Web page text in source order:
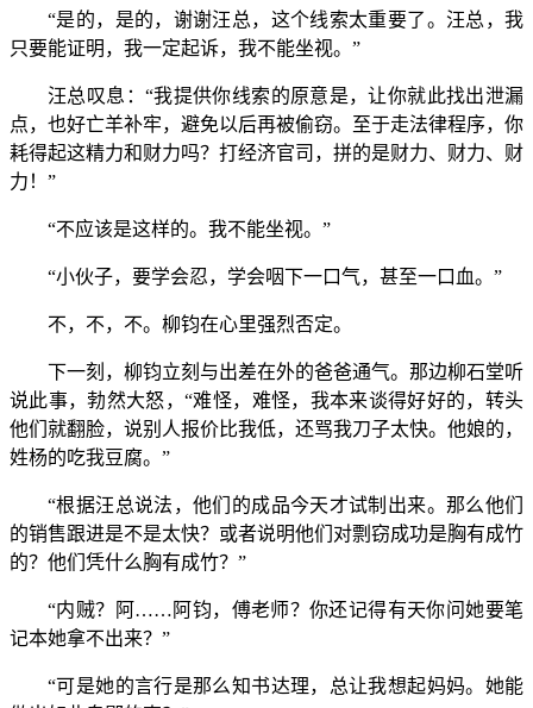
“是的，是的，谢谢汪总，这个线索太重要了。汪总，我
只要能证明，我一定起诉，我不能坐视。”
汪总叹息：“我提供你线索的原意是，让你就此找出泄漏
点，也好亡羊补牢，避免以后再被偷窃。至于走法律程序，你
耗得起这精力和财力吗？打经济官司，拼的是财力、财力、财
力！”
“不应该是这样的。我不能坐视。”
“小伙子，要学会忍，学会咽下一口气，甚至一口血。”
不，不，不。柳钧在心里强烈否定。
下一刻，柳钧立刻与出差在外的爸爸通气。那边柳石堂听
说此事，勃然大怒，“难怪，难怪，我本来谈得好好的，转头
他们就翻脸，说别人报价比我低，还骂我刀子太快。他娘的，
姓杨的吃我豆腐。”
“根据汪总说法，他们的成品今天才试制出来。那么他们
的销售跟进是不是太快？或者说明他们对剽窃成功是胸有成竹
的？他们凭什么胸有成竹？”
“内贼？阿……阿钧，傅老师？你还记得有天你问她要笔
记本她拿不出来？”
“可是她的言行是那么知书达理，总让我想起妈妈。她能